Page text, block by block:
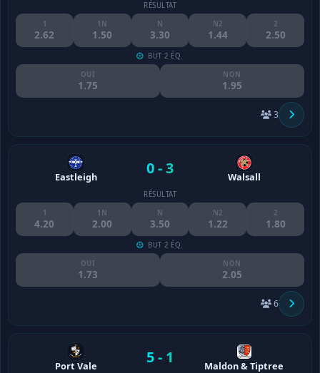
RÉSULTAT
1
2.62
1N
1.50
N
3.30
N2
1.44
2
2.50
BUT 2 ÉQ.
OUI
1.75
NON
1.95
3
Eastleigh 0 - 3 Walsall
RÉSULTAT
1
4.20
1N
2.00
N
3.50
N2
1.22
2
1.80
BUT 2 ÉQ.
OUI
1.73
NON
2.05
6
Port Vale 5 - 1 Maldon & Tiptree